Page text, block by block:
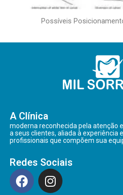
Possíveis
A Clínica
moderna reconhecida pela atenção
a seus clientes, aliada à experiência
profissionais que compõem sua
Redes Sociais
F
a
I
n